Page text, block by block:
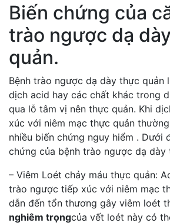
Biến chứng của
trào ngược dạ
quản.
Bệnh trào ngược dạ dày thực quản
dịch acid hay các chất khác trong
qua lỗ tâm vị nên thực quản. Khi
xúc với niêm mạc thực quản
nhiều biến chứng nguy hiểm . Dưới
chứng của bệnh trào ngược dạ dày
– Viêm Loét chảy máu thực quản:
trào ngược tiếp xúc với niêm mạc
dẫn đến tổn thương gây viêm loét
nghiêm trọngcủa vết loét này có